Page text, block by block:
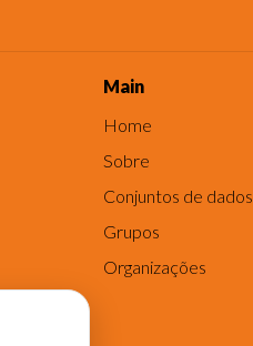
Main
Home
Sobre
Conjuntos de dados
Grupos
Organizações